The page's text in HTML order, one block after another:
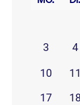
3
4
10 11
17
18